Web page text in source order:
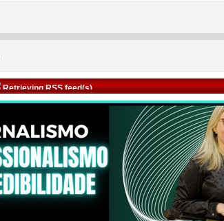
Retrieving RSS feed(s)